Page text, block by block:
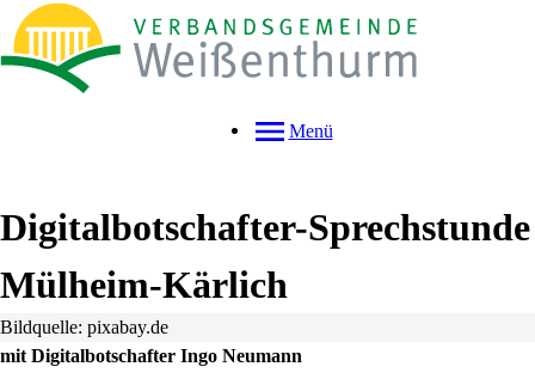
Menü
Digitalbotschafter-Sprechstunde
Mülheim-Kärlich
Bildquelle: pixabay.de
mit Digitalbotschafter Ingo Neumann